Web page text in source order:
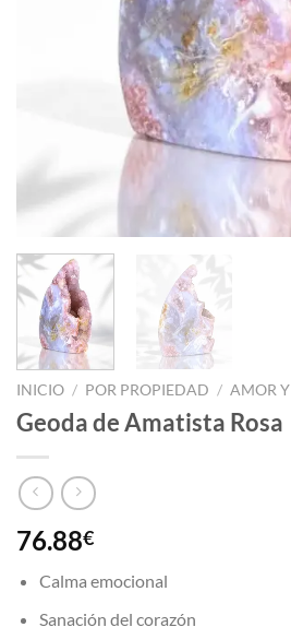
INICIO / POR PROPIEDAD / AMOR
Geoda de Amatista Rosa
76.88€
Calma emocional
Sanación del corazón